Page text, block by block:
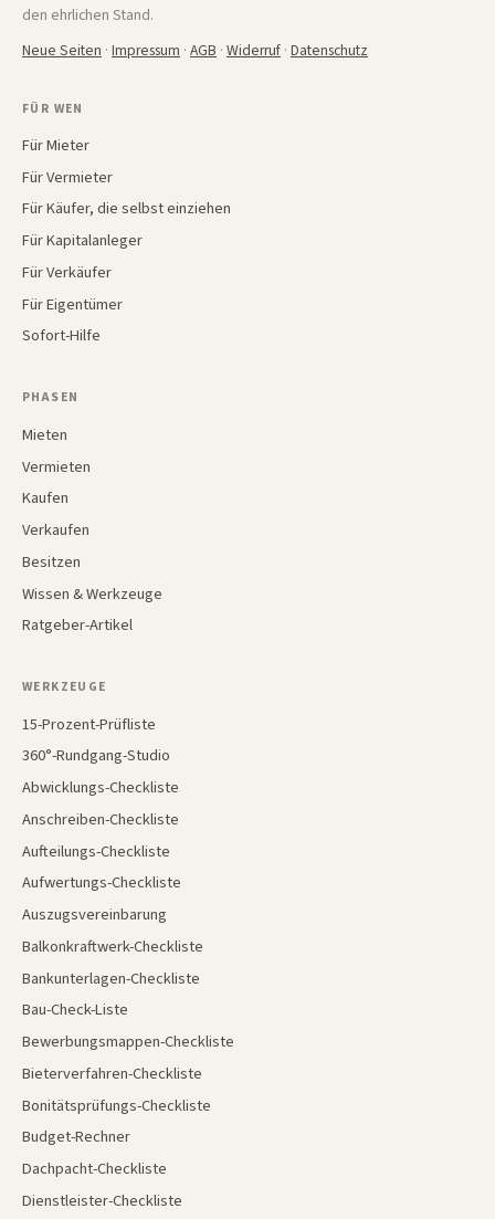
den ehrlichen Stand.
Neue Seiten · Impressum · AGB · Widerruf · Datenschutz
FÜR WEN
Für Mieter
Für Vermieter
Für Käufer, die selbst einziehen
Für Kapitalanleger
Für Verkäufer
Für Eigentümer
Sofort-Hilfe
PHASEN
Mieten
Vermieten
Kaufen
Verkaufen
Besitzen
Wissen & Werkzeuge
Ratgeber-Artikel
WERKZEUGE
15-Prozent-Prüfliste
360°-Rundgang-Studio
Abwicklungs-Checkliste
Anschreiben-Checkliste
Aufteilungs-Checkliste
Aufwertungs-Checkliste
Auszugsvereinbarung
Balkonkraftwerk-Checkliste
Bankunterlagen-Checkliste
Bau-Check-Liste
Bewerbungsmappen-Checkliste
Bieterverfahren-Checkliste
Bonitätsprüfungs-Checkliste
Budget-Rechner
Dachpacht-Checkliste
Dienstleister-Checkliste